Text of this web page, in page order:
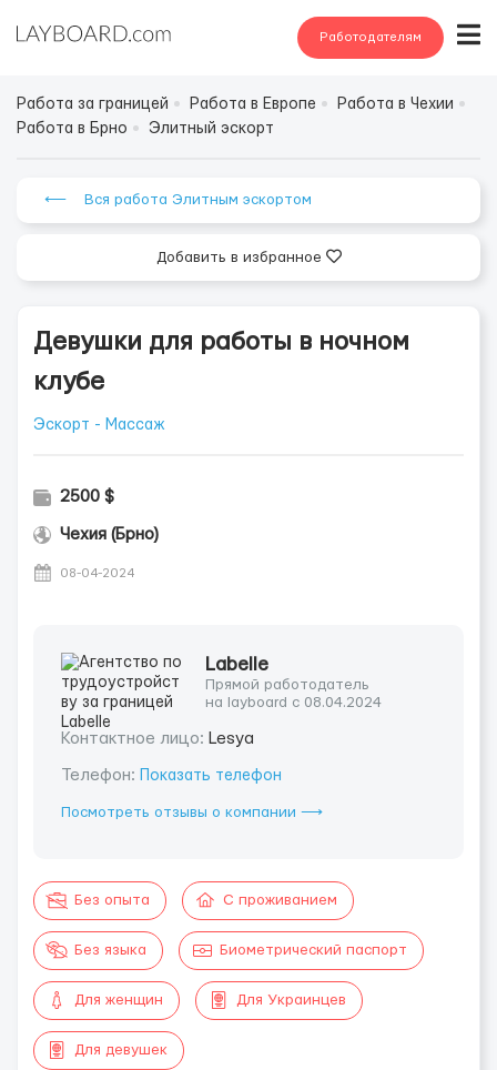
Работодателям
Работа за границей Работа в Европе
Работа в Чехии
Работа в Брно
Элитный эскорт
⟵ Вся работа Элитным эскортом
Добавить в избранное
Девушки для работы в ночном
клубе
Эскорт - Массаж
2500 $
Чехия (Брно)
08-04-2024
Labelle
Прямой работодатель
на layboard с 08.04.2024
Контактное лицо: Lesya
Телефон: Показать телефон
Посмотреть отзывы о компании ⟶
Без опыта С проживанием
Без языка Биометрический паспорт
Для женщин Для Украинцев
Для девушек